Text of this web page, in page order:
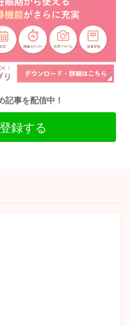
記事を配信中！
録する